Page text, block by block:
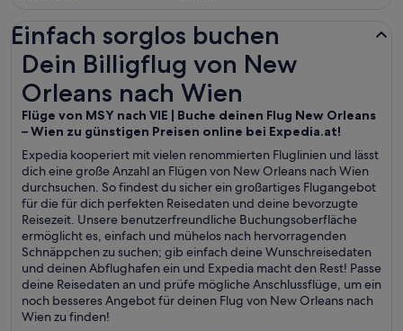
Einfach sorglos buchen
Dein Billigflug von New
Orleans nach Wien
Flüge von MSY nach VIE | Buche deinen Flug New Orleans
– Wien zu günstigen Preisen online bei Expedia.at!
Expedia kooperiert mit vielen renommierten Fluglinien und lässt
dich eine große Anzahl an Flügen von New Orleans nach Wien
durchsuchen. So findest du sicher ein großartiges Flugangebot
für die für dich perfekten Reisedaten und deine bevorzugte
Reisezeit. Unsere benutzerfreundliche Buchungsoberfläche
ermöglicht es, einfach und mühelos nach hervorragenden
Schnäppchen zu suchen; gib einfach deine Wunschreisedaten
und deinen Abflughafen ein und Expedia macht den Rest! Passe
deine Reisedaten an und prüfe mögliche Anschlussflüge, um ein
noch besseres Angebot für deinen Flug von New Orleans nach
Wien zu finden!
Dein Billigflug von New Orleans nach Wien